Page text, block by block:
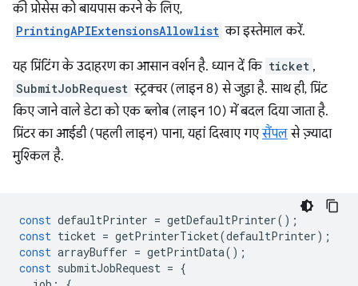
की प्रोसेस को बायपास करने के लिए,
PrintingAPIExtensionsAllowlist का इस्तेमाल करें.
यह प्रिंटिंग के उदाहरण का आसान वर्शन है. ध्यान दें कि ticket ,
SubmitJobRequest स्ट्रक्चर (लाइन 8) से जुड़ा है. साथ ही, प्रिंट
किए जाने वाले डेटा को एक ब्लोब (लाइन 10) में बदल दिया जाता है.
प्रिंटर का आईडी (पहली लाइन) पाना, यहां दिखाए गएसैंपलसे ज़्यादा
मुश्किल है.
const defaultPrinter = getDefaultPrinter();
const ticket = getPrinterTicket(defaultPrinter);
const arrayBuffer = getPrintData();
const submitJobRequest = {